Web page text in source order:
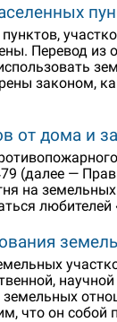
Перевод из
законом,
от дома и
(далее —
на
что он собой